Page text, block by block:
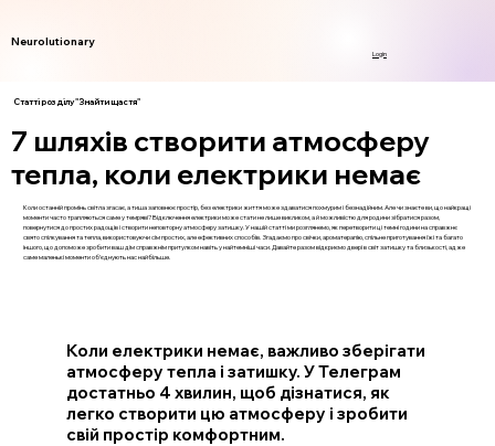
Neurolutionary
Login
Статті розділу "Знайти щастя"
7 шляхів створити атмосферу
тепла, коли електрики немає
Коли останній промінь світла згасає, а тиша заповнює простір, без електрики життя може здаватися похмурим і безнадійним. Але чи знаєте ви, що найкращі
моменти часто трапляються саме у темряві? Відключення електрики може стати не лише викликом, а й можливістю для родини зібратися разом,
повернутися до простих радощів і створити неповторну атмосферу затишку. У нашій статті ми розглянемо, як перетворити ці темні години на справжнє
свято спілкування та тепла, використовуючи сім простих, але ефективних способів. Згадаємо про свічки, ароматерапію, спільне приготування їжі та багато
іншого, що допоможе зробити ваш дім справжнім притулком навіть у найтемніші часи. Давайте разом відкриємо двері в світ затишку та близькості, адже
саме маленькі моменти об’єднують нас найбільше.
Коли електрики немає, важливо зберігати
атмосферу тепла і затишку. У Телеграм
достатньо 4 хвилин, щоб дізнатися, як
легко створити цю атмосферу і зробити
свій простір комфортним.